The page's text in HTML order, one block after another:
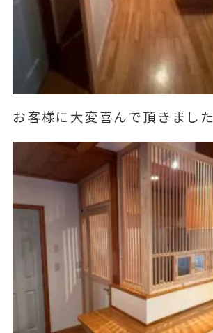
お客様に大変喜んで頂きました